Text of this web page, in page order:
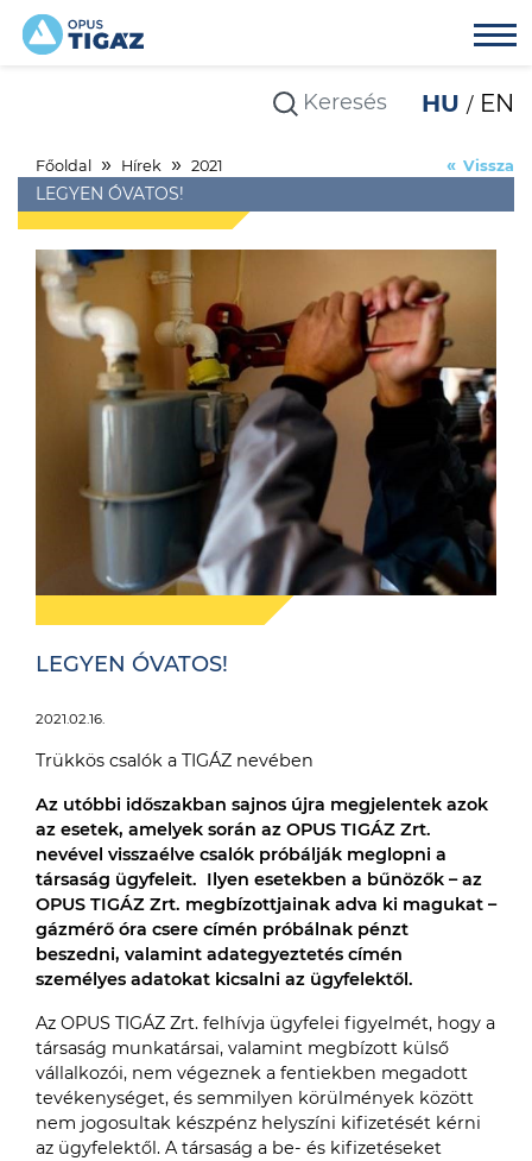
HU EN
Főoldal Hírek 2021
LEGYEN ÓVATOS!
Vissza
LEGYEN ÓVATOS!
2021.02.16.
Trükkös csalók a TIGÁZ nevében
Az utóbbi időszakban sajnos újra megjelentek azok
az esetek, amelyek során az OPUS TIGÁZ Zrt.
nevével visszaélve csalók próbálják meglopni a
társaság ügyfeleit. Ilyen esetekben a bűnözők – az
OPUS TIGÁZ Zrt. megbízottjainak adva ki magukat –
gázmérő óra csere címén próbálnak pénzt
beszedni, valamint adategyeztetés címén
személyes adatokat kicsalni az ügyfelektől.
Az OPUS TIGÁZ Zrt. felhívja ügyfelei figyelmét, hogy a
társaság munkatársai, valamint megbízott külső
vállalkozói, nem végeznek a fentiekben megadott
tevékenységet, és semmilyen körülmények között
nem jogosultak készpénz helyszíni kifizetését kérni
az ügyfelektől. A társaság a be- és kifizetéseket